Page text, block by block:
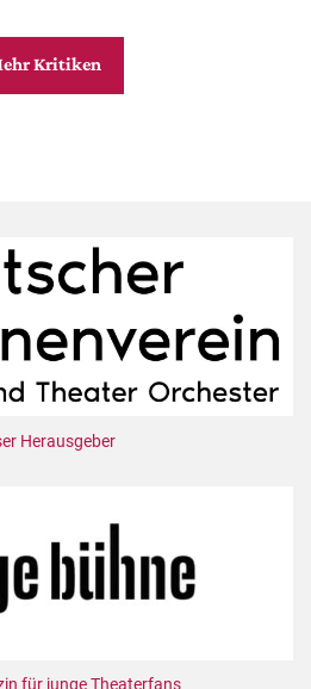
Kritiken
Herausgeber
für junge Theaterfans